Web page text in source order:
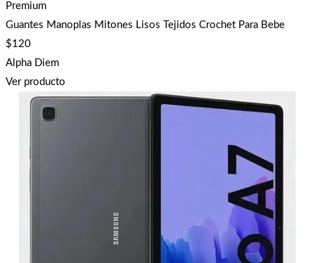
Premium
Guantes Manoplas Mitones Lisos Tejidos Crochet Para Bebe
$120
Alpha Diem
Ver producto